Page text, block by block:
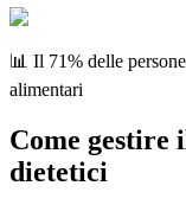
📊 Il 71% delle
alimentari
Come gestire
dietetici